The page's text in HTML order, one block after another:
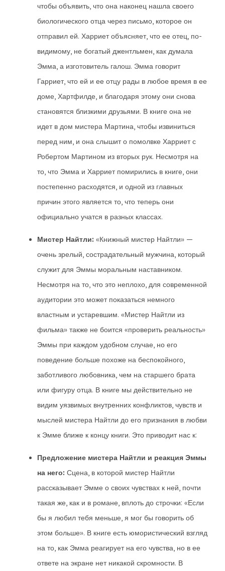
чтобы объявить, что она наконец нашла своего
биологического отца через письмо, которое он
отправил ей. Харриет объясняет, что ее отец, по-
видимому, не богатый джентльмен, как думала
Эмма, а изготовитель галош. Эмма говорит
Гарриет, что ей и ее отцу рады в любое время в ее
доме, Хартфилде, и благодаря этому они снова
становятся близкими друзьями. В книге она не
идет в дом мистера Мартина, чтобы извиниться
перед ним, и она слышит о помолвке Харриет с
Робертом Мартином из вторых рук. Несмотря на
то, что Эмма и Харриет помирились в книге, они
постепенно расходятся, и одной из главных
причин этого является то, что теперь они
официально учатся в разных классах.
Мистер Найтли: «Книжный мистер Найтли» —
очень зрелый, сострадательный мужчина, который
служит для Эммы моральным наставником.
Несмотря на то, что это неплохо, для современной
аудитории это может показаться немного
властным и устаревшим. «Мистер Найтли из
фильма» также не боится «проверить реальность»
Эммы при каждом удобном случае, но его
поведение больше похоже на беспокойного,
заботливого любовника, чем на старшего брата
или фигуру отца. В книге мы действительно не
видим уязвимых внутренних конфликтов, чувств и
мыслей мистера Найтли до его признания в любви
к Эмме ближе к концу книги. Это приводит нас к:
Предложение мистера Найтли и реакция Эммы
на него: Сцена, в которой мистер Найтли
рассказывает Эмме о своих чувствах к ней, почти
такая же, как и в романе, вплоть до строчки: «Если
бы я любил тебя меньше, я мог бы говорить об
этом больше». В книге есть юмористический взгляд
на то, как Эмма реагирует на его чувства, но в ее
ответе на экране нет никакой скромности. В